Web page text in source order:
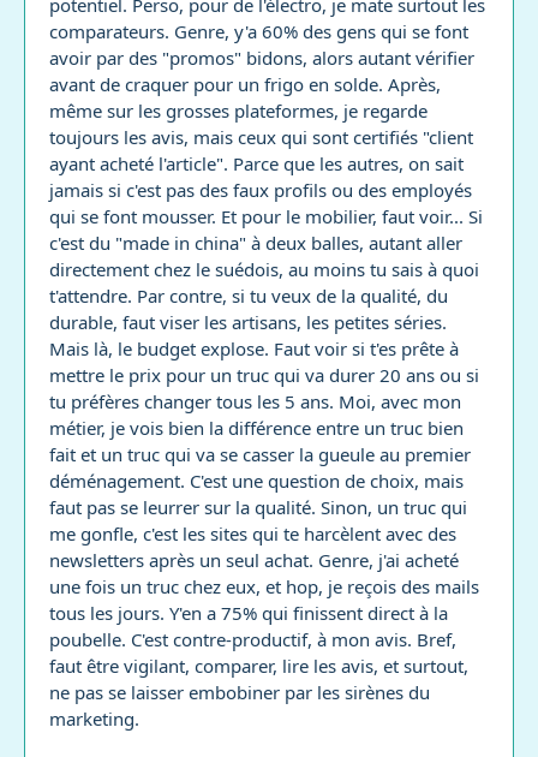
potentiel. Perso, pour de l'électro, je mate surtout les
comparateurs. Genre, y'a 60% des gens qui se font
avoir par des "promos" bidons, alors autant vérifier
avant de craquer pour un frigo en solde. Après,
même sur les grosses plateformes, je regarde
toujours les avis, mais ceux qui sont certifiés "client
ayant acheté l'article". Parce que les autres, on sait
jamais si c'est pas des faux profils ou des employés
qui se font mousser. Et pour le mobilier, faut voir... Si
c'est du "made in china" à deux balles, autant aller
directement chez le suédois, au moins tu sais à quoi
t'attendre. Par contre, si tu veux de la qualité, du
durable, faut viser les artisans, les petites séries.
Mais là, le budget explose. Faut voir si t'es prête à
mettre le prix pour un truc qui va durer 20 ans ou si
tu préfères changer tous les 5 ans. Moi, avec mon
métier, je vois bien la différence entre un truc bien
fait et un truc qui va se casser la gueule au premier
déménagement. C'est une question de choix, mais
faut pas se leurrer sur la qualité. Sinon, un truc qui
me gonfle, c'est les sites qui te harcèlent avec des
newsletters après un seul achat. Genre, j'ai acheté
une fois un truc chez eux, et hop, je reçois des mails
tous les jours. Y'en a 75% qui finissent direct à la
poubelle. C'est contre-productif, à mon avis. Bref,
faut être vigilant, comparer, lire les avis, et surtout,
ne pas se laisser embobiner par les sirènes du
marketing.